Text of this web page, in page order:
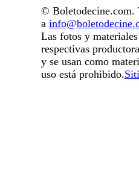
© Boletodecine.com.
a
Las fotos y
respectivas
y se usan como
uso está prohibido.